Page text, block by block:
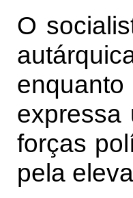
O
expressa
forças
pela